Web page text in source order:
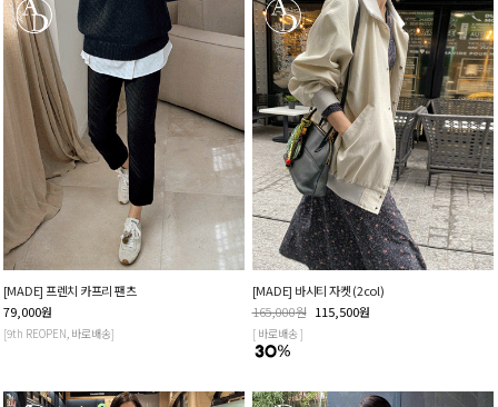
[MADE] 프렌치 카프리 팬츠
79,000원
[9th REOPEN, 바로배송]
[MADE] 바시티 자켓 (2col)
165,000원 115,500원
[ 바로배송 ]